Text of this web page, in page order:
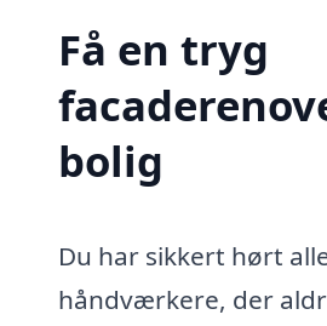
Få en tryg
bolig
Du har sikkert hørt
håndværkere, der